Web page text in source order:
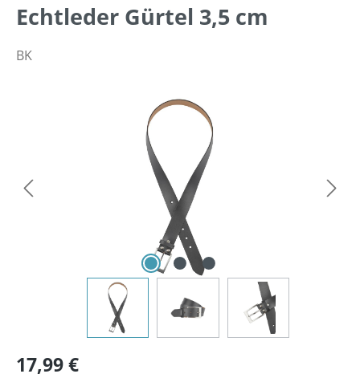
Echtleder Gürtel 3,5 cm
BK
Bildergalerie überspringen
17,99 €